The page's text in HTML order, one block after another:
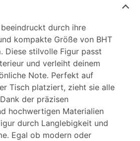
durch ihre
kompakte Größe von BHT
Diese stilvolle Figur passt
und verleiht deinem
Note. Perfekt auf
Tisch platziert, zieht sie alle
der präzisen
hochwertigen Materialien
durch Langlebigkeit und
Egal ob modern oder